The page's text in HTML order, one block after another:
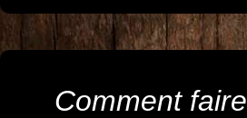
Comment faire